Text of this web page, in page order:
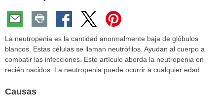
La neutropenia es la cantidad anormalmente baja de glóbulos
blancos. Estas células se llaman neutrófilos. Ayudan al cuerpo a
combatir las infecciones. Este artículo aborda la neutropenia en
recién nacidos. La neutropenia puede ocurrir a cualquier edad.
Causas